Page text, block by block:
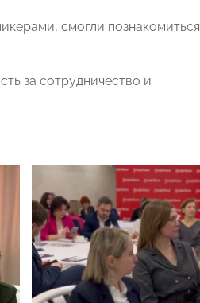
смогли познакомиться
за сотрудничество и